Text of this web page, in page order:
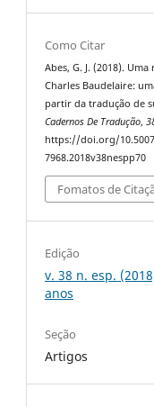
Como Citar
Abes, G. J. (2018).
Charles Baudelaire:
partir da tradução de
Cadernos De Tradução,
https://doi.org/
7968.2018v38nespp70
Fomatos de
Edição
v. 38 n. esp.
anos
Seção
Artigos